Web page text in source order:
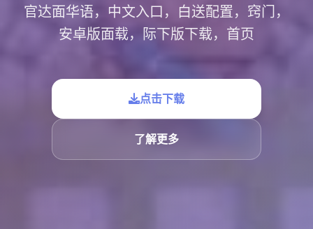
官达面华语，中文入口，白送配置，窍门，
安卓版面载，际下版下载，首页
点击下载
了解更多